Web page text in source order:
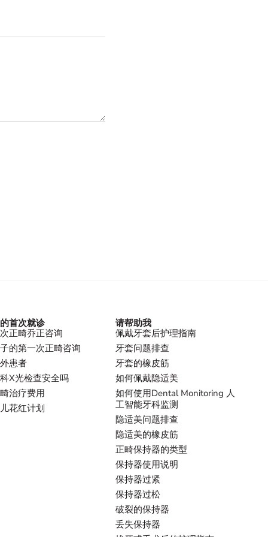
首次就诊
正畸乔正咨询
的第一次正畸咨询
患者
X光检查安全吗
治疗费用
花红计划
请帮助我
佩戴牙套后护理指南
牙套问题排查
牙套的橡皮筋
如何佩戴隐适美
如何使用Dental Monitoring 人
工智能牙科监测
隐适美问题排查
隐适美的橡皮筋
正畸保持器的类型
保持器使用说明
保持器过紧
保持器过松
破裂的保持器
丢失保持器